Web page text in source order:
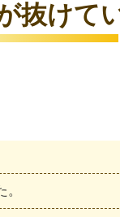
抜けて
。